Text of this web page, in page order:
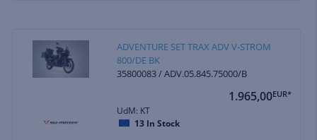
ADVENTURE SET TRAX ADV V-STROM
800/DE BK
35800083 / ADV.05.845.75000/B
1.965,00EUR*
UdM: KT
13 In Stock